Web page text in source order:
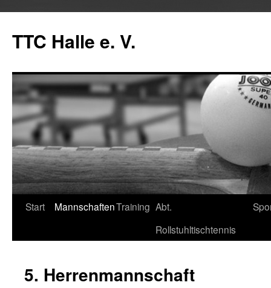
springen
TTC Halle e. V.
Start MannschaftenTraining Abt.
Rollstuhltischtennis
5. Herrenmannschaft